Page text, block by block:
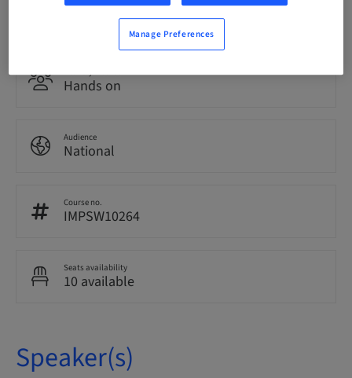
Points
0.00 Points
Delivery method
Hands on
Audience
National
Course no.
IMPSW10264
Seats availability
10 available
Speaker(s)
Manage Preferences